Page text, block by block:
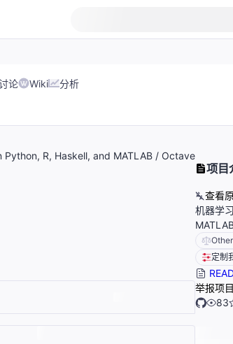
论 Wiki 分析
R, Haskell, and MATLAB / Octave
项目
查看
机器学
定制
举报项目
83